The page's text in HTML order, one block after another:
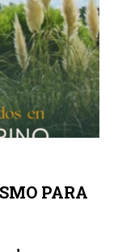
PARA